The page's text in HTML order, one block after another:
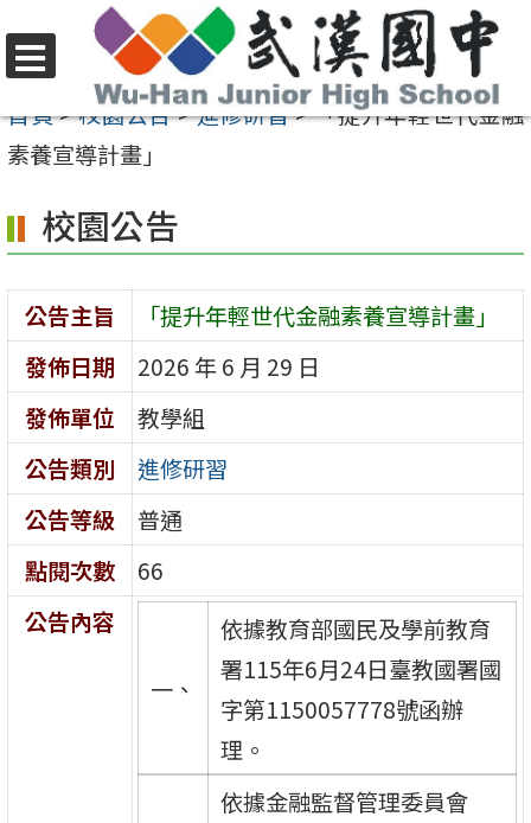
至
要
容
區
選
單
首頁>校園公告>進修研習>「提升年輕世代金融
素養宣導計畫」
校園公告
公告主旨
「提升年輕世代金融素養宣導計畫」
發佈日期
2026 年 6 月 29 日
發佈單位
教學組
公告類別
進修研習
公告等級
普通
點閱次數
66
公告內容
一、
依據教育部國民及學前教育
署115年6月24日臺教國署國
字第1150057778號函辦
理。
依據金融監督管理委員會